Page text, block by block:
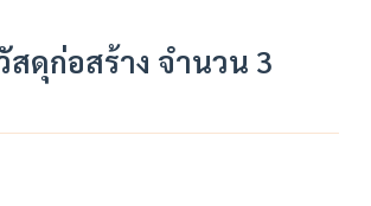
ดุก่อสร้าง จำนวน 3